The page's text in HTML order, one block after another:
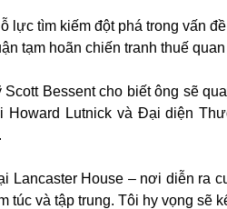
lực tìm kiếm đột phá trong vấn
tạm hoãn chiến tranh thuế
Bessent cho biết ông sẽ
Lutnick và Đại diện
Lancaster House – nơi diễn ra
túc và tập trung. Tôi hy vọng sẽ